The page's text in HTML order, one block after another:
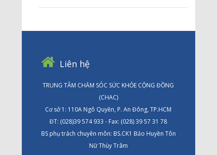
Liên hệ
TRUNG TÂM CHĂM SÓC SỨC KHỎE CỘNG ĐỒNG
(CHAC)
Cơ sở 1: 110A Ngô Quyền, P. An Đông, TP.HCM
ĐT: (028)39 574 933 - Fax: (028) 39 57 31 78
BS phụ trách chuyên môn: BS.CK1 Bảo Huyền Tôn
Nữ Thùy Trâm